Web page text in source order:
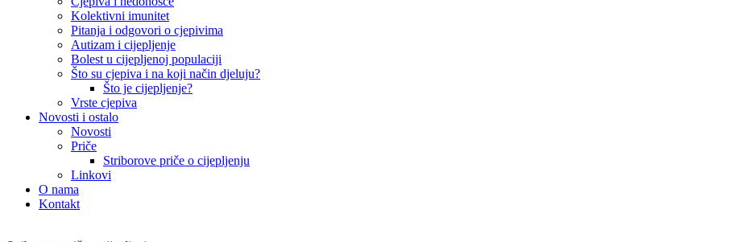
Kolektivni imunitet
Pitanja i odgovori o cjepivima
Autizam i cijepljenje
Bolest u cijepljenoj populaciji
Što su cjepiva i na koji način djeluju?
Što je cijepljenje?
Vrste cjepiva
Novosti i ostalo
Novosti
Priče
Striborove priče o cijepljenju
Linkovi
O nama
Kontakt